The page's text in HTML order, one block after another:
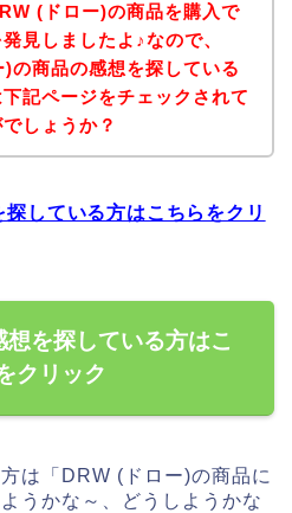
(ドロー)の商品を購入で
見しましたよ♪なので、
の商品の感想を探している
記ページをチェックされて
しょうか？
している方はこちらをクリ
を探している方はこ
クリック
は「DRW (ドロー)の商品に
うかな～、どうしようかな